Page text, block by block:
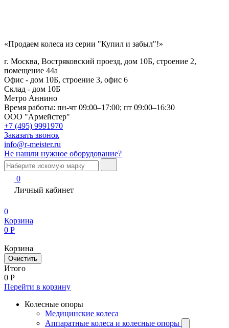
«Продаем колеса из серии "Купил и забыл"!»
г. Москва, Востряковский проезд, дом 10Б, строение 2,
помещение 44а
Офис - дом 10Б, строение 3, офис 6
Склад - дом 10Б
Метро Аннино
Время работы: пн-чт 09:00–17:00; пт 09:00–16:30
ООО "Армейстер"
+7 (495) 9991970
Заказать звонок
info@r-meister.ru
Не нашли нужное оборудование?
0
Личный кабинет
0
Корзина
0 Р
Корзина
Очистить
Итого
0 Р
Перейти в корзину
Колесные опоры
Медицинские колеса
Аппаратные колеса и колесные опоры